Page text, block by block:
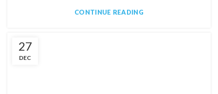
CONTINUE READING
27
DEC